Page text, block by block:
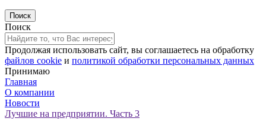
Поиск
Продолжая использовать сайт, вы соглашаетесь на обработку
файлов cookie и политикой обработки персональных данных
Принимаю
Главная
О компании
Новости
Лучшие на предприятии. Часть 3